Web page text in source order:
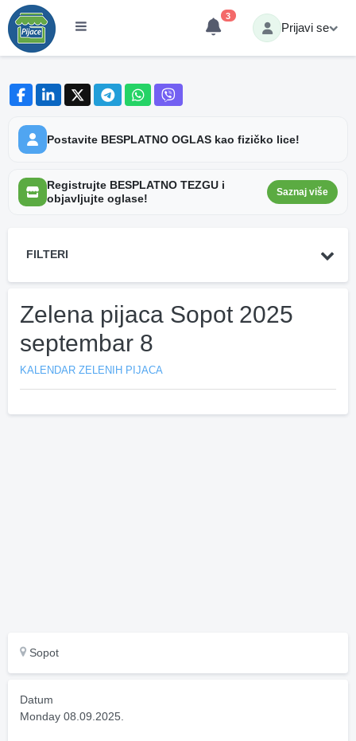
3
Prijavi se
Postavite BESPLATNO OGLAS kao fizičko lice!
Registrujte BESPLATNO TEZGU i
objavljujte oglase!
Saznaj više
FILTERI
Zelena pijaca Sopot 2025
septembar 8
KALENDAR ZELENIH PIJACA
Sopot
Datum
Monday 08.09.2025.